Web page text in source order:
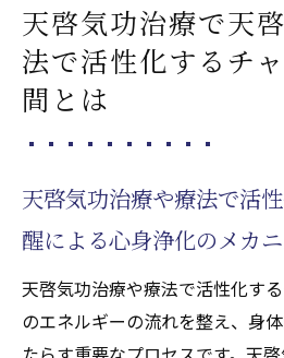
天啓気功治療で天
法で活性化するチ
間とは
天啓気功治療や療法で活
醒による心身浄化のメカ
天啓気功治療や療法で活性化す
のエネルギーの流れを整え、身